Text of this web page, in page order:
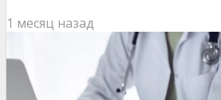
1 месяц назад